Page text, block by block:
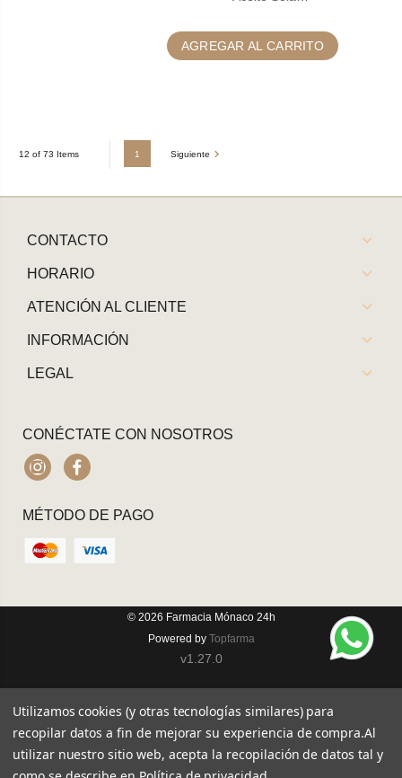
AGREGAR AL CARRITO
12 of 73 Items 1 Siguiente
CONTACTO
HORARIO
ATENCIÓN AL CLIENTE
INFORMACIÓN
LEGAL
CONÉCTATE CON NOSOTROS
InstagramFacebook
MÉTODO DE PAGO
© 2026 Farmacia Mónaco 24h
Powered by Topfarma
v1.27.0
Utilizamos cookies (y otras tecnologías similares) para
recopilar datos a fin de mejorar su experiencia de compra.Al
utilizar nuestro sitio web, acepta la recopilación de datos tal y